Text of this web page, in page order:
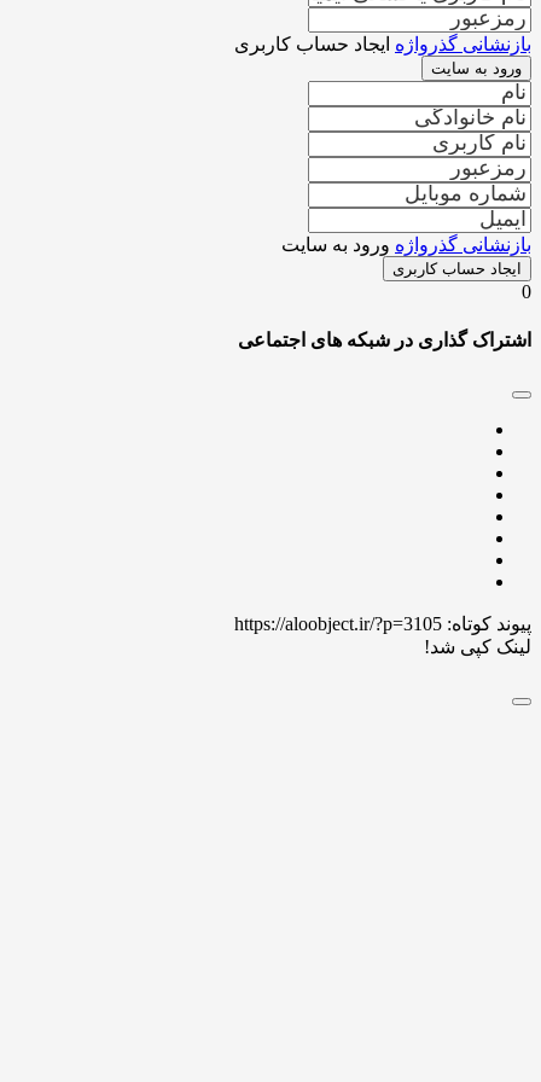
گذرواژه ایجاد حساب کاربری
به سایت
گذرواژه ورود به سایت
حساب کاربری
گذاری در شبکه های اجتماعی
کوتاه: https://aloobject.ir/?p=3105
کپی شد!